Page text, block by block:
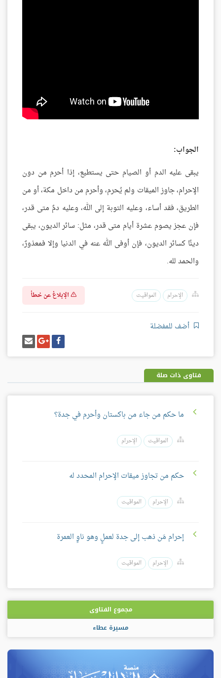
الجواب:
يبقى عليه الدم أو الصيام حتى يستطيع، إذا أحرم من دون
الإحرام، جاوز الميقات ولم يُحرم، وأحرم من داخل مكة، أو من
الطريق، فقد أساء، وعليه التوبة إلى الله، وعليه دمٌ متى قدر،
فإن عجز يصوم عشرة أيام متى قدر، مثل: سائر الديون، يبقى
دينًا كسائر الديون، فإن أوفى الله عنه في الدنيا وإلا فمعذورٌ،
والحمد لله.
الإحرام المواقيت الإبلاغ عن خطأ
أضف للمفضلة
شارك
على
فيسبوك
شارك
على
غوغل
بلس
إرسل
إيميل
فتاوى ذات صلة
ما حكم من جاء من باكستان وأحرم في جدة؟
المواقيت الإحرام
حكم من تجاوز ميقات الإحرام المحدد له
الإحرام المواقيت
إحرام مَن ذهب إلى جدة لعملٍ وهو ناوٍ العمرة
الإحرام المواقيت
مجموع الفتاوى
مسيرة عطاء